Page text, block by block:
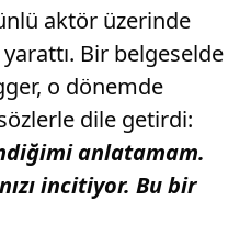
ünlü aktör üzerinde
Bir belgeselde
o dönemde
dile getirdi:
anlatamam.
incitiyor. Bu bir